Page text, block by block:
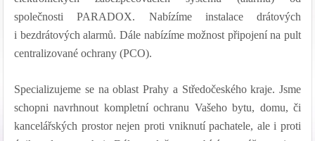
společnosti PARADOX. Nabízíme instalace drátových
i bezdrátových alarmů. Dále nabízíme možnost připojení na pult
centralizované ochrany (PCO).
Specializujeme se na oblast Prahy a Středočeského kraje. Jsme
schopni navrhnout kompletní ochranu Vašeho bytu, domu, či
kancelářských prostor nejen proti vniknutí pachatele, ale i proti